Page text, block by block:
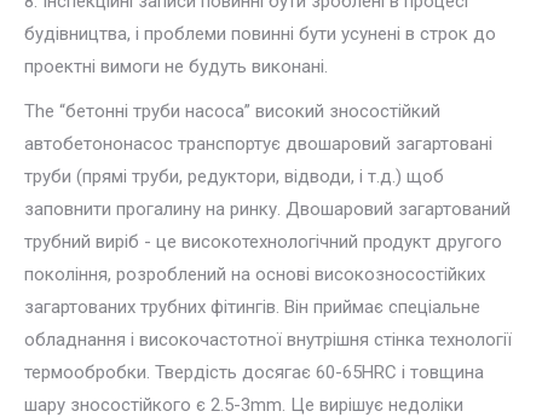
будівництва, і проблеми повинні бути усунені в строк до
проектні вимоги не будуть виконані.
The “бетонні труби насоса” високий зносостійкий
автобетононасос транспортує двошаровий загартовані
труби (прямі труби, редуктори, відводи, і т.д.) щоб
заповнити прогалину на ринку. Двошаровий загартований
трубний виріб - це високотехнологічний продукт другого
покоління, розроблений на основі високозносостійких
загартованих трубних фітингів. Він приймає спеціальне
обладнання і високочастотної внутрішня стінка технології
термообробки. Твердість досягає 60-65HRC і товщина
шару зносостійкого є 2.5-3mm. Це вирішує недоліки